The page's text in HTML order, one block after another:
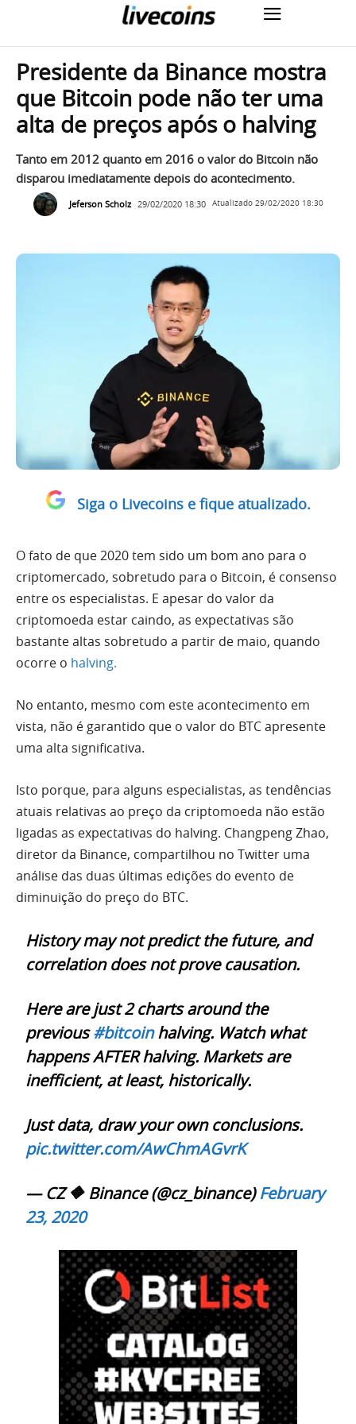
Presidente da Binance mostra
que Bitcoin pode não ter uma
alta de preços após o halving
Tanto em 2012 quanto em 2016 o valor do Bitcoin não
disparou imediatamente depois do acontecimento.
Jeferson Scholz 29/02/2020 18:30 Atualizado 29/02/2020 18:30
Siga o Livecoins e fique atualizado.
O fato de que 2020 tem sido um bom ano para o
criptomercado, sobretudo para o Bitcoin, é consenso
entre os especialistas. E apesar do valor da
criptomoeda estar caindo, as expectativas são
bastante altas sobretudo a partir de maio, quando
ocorre o halving.
No entanto, mesmo com este acontecimento em
vista, não é garantido que o valor do BTC apresente
uma alta significativa.
Isto porque, para alguns especialistas, as tendências
atuais relativas ao preço da criptomoeda não estão
ligadas as expectativas do halving. Changpeng Zhao,
diretor da Binance, compartilhou no Twitter uma
análise das duas últimas edições do evento de
diminuição do preço do BTC.
History may not predict the future, and
correlation does not prove causation.
Here are just 2 charts around the
previous#bitcoinhalving. Watch what
happens AFTER halving. Markets are
inefficient, at least, historically.
Just data, draw your own conclusions.
pic.twitter.com/AwChmAGvrK
— CZ 🔶 Binance (@cz_binance)February
23, 2020